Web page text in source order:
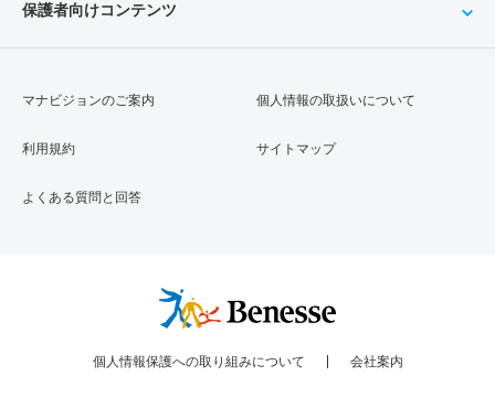
保護者向けコンテンツ
マナビジョンのご案内
利用規約
よくある質問と回答
個人情報の取扱いについて
サイトマップ
個人情報保護への取り組みについて 会社案内